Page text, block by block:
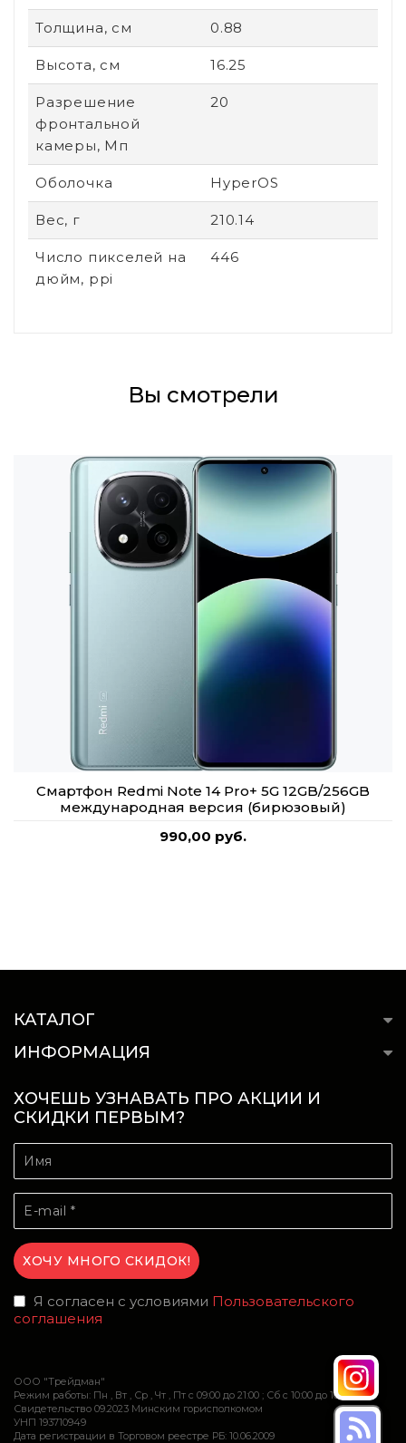
Толщина, см 0.88
Высота, см 16.25
Разрешение
фронтальной
камеры, Мп
20
Оболочка HyperOS
Вес, г 210.14
Число пикселей на
дюйм, ppi
446
Вы смотрели
Смартфон Redmi Note 14 Pro+ 5G 12GB/256GB
международная версия (бирюзовый)
990,00 руб.
КАТАЛОГ
ИНФОРМАЦИЯ
ХОЧЕШЬ УЗНАВАТЬ ПРО АКЦИИ И
СКИДКИ ПЕРВЫМ?
Я согласен с условиями Пользовательского
соглашения
ООО "Трейдман"
Режим работы: Пн , Вт , Ср , Чт , Пт c 09:00 до 21:00 ; Сб c 10:00 до 16:00
Свидетельство 09.2023 Минским горисполкомом
УНП 193710949
Дата регистрации в Торговом реестре РБ: 10.06.2009